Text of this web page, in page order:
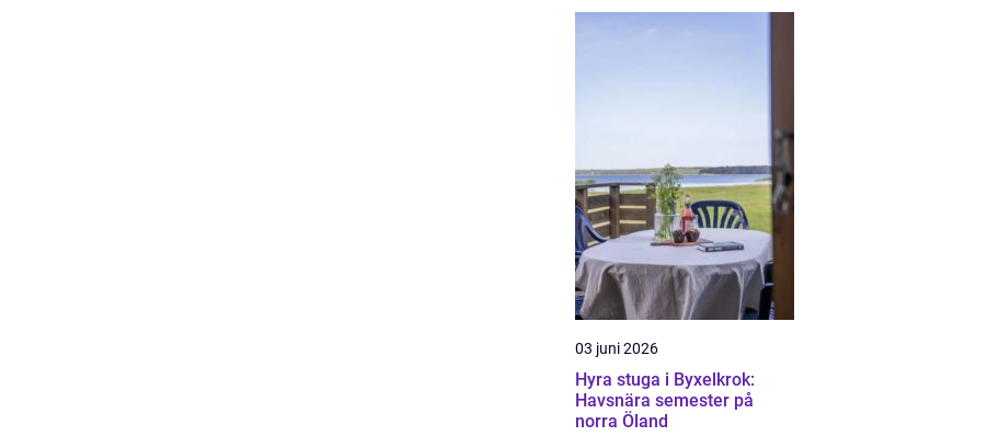
03 juni 2026
Hyra stuga i Byxelkrok:
Havsnära semester på
norra Öland